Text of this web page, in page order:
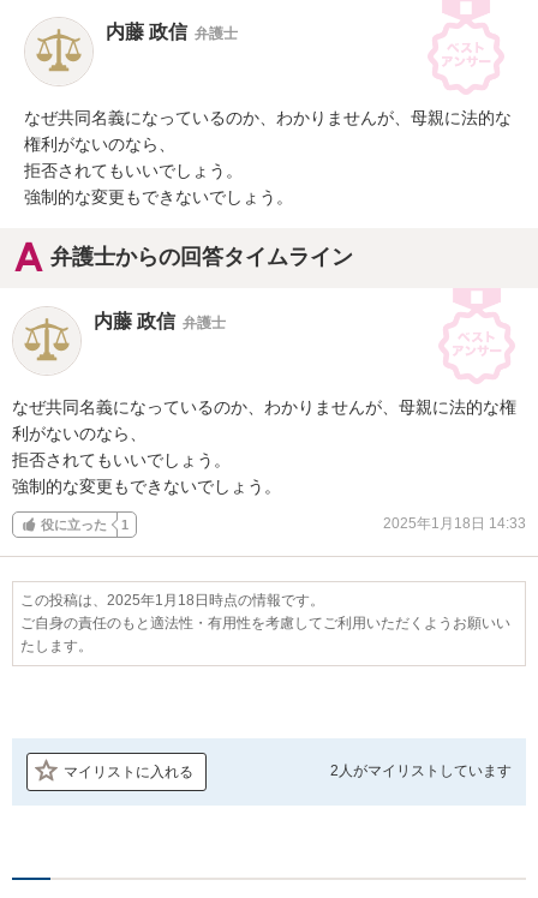
内藤 政信 弁護士
なぜ共同名義になっているのか、わかりませんが、母親に法的な
権利がないのなら、
拒否されてもいいでしょう。
強制的な変更もできないでしょう。
弁護士からの回答タイムライン
内藤 政信 弁護士
なぜ共同名義になっているのか、わかりませんが、母親に法的な権
利がないのなら、
拒否されてもいいでしょう。
強制的な変更もできないでしょう。
役に立った 1 2025年1月18日 14:33
この投稿は、2025年1月18日時点の情報です。
ご自身の責任のもと適法性・有用性を考慮してご利用いただくようお願いい
たします。
マイリストに入れる 2人がマイリストしています